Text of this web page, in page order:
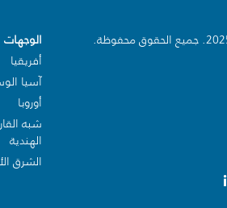
الوجهات
أفريقيا
آسيا
أوروبا
شبه
الهندية
الشرق